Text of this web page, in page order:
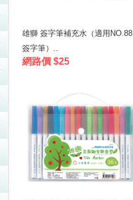
雄獅 簽字筆補充水（適用NO.88
簽字筆）..
網路價 $25